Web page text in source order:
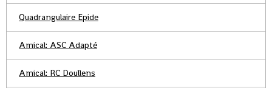
Quadrangulaire Epide
Amical: ASC Adapté
Amical: RC Doullens